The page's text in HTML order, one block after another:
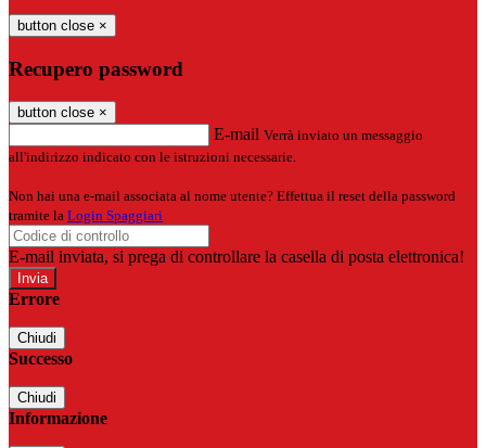
button close ×
Recupero password
button close ×
E-mail Verrà inviato un messaggio
all'indirizzo indicato con le istruzioni necessarie.
Non hai una e-mail associata al nome utente? Effettua il reset della password
tramite la Login Spaggiari
E-mail inviata, si prega di controllare la casella di posta elettronica!
Errore
Chiudi
Successo
Chiudi
Informazione